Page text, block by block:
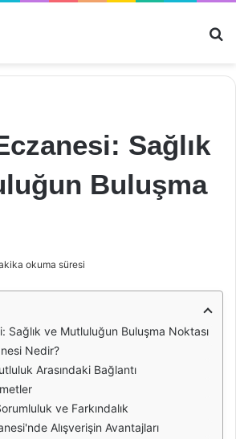
Sağlık
Buluşma
okuma süresi
Sağlık ve Mutluluğun Buluşma Noktası
Nedir?
Arasındaki Bağlantı
ve Farkındalık
Alışverişin Avantajları